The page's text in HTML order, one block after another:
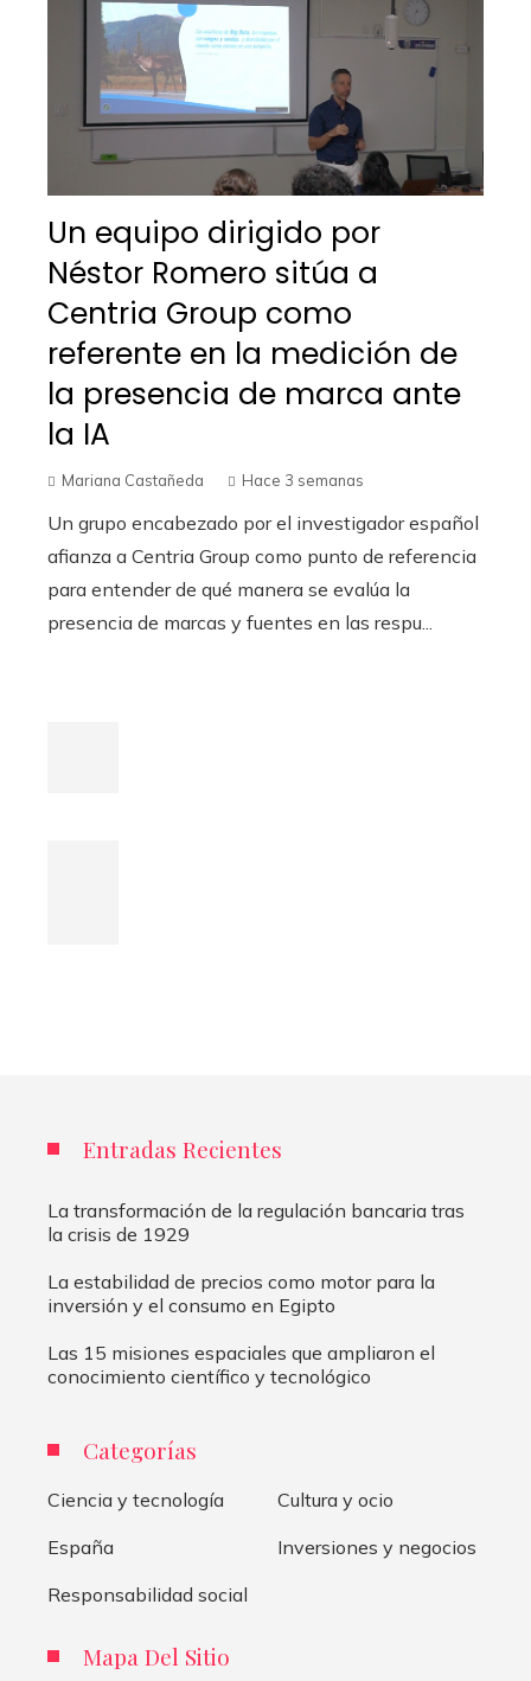
Un equipo dirigido por
Néstor Romero sitúa a
Centria Group como
referente en la medición de
la presencia de marca ante
la IA
Mariana Castañeda Hace 3 semanas
Un grupo encabezado por el investigador español
afianza a Centria Group como punto de referencia
para entender de qué manera se evalúa la
presencia de marcas y fuentes en las respu...
Entradas Recientes
La transformación de la regulación bancaria tras
la crisis de 1929
La estabilidad de precios como motor para la
inversión y el consumo en Egipto
Las 15 misiones espaciales que ampliaron el
conocimiento científico y tecnológico
Categorías
Ciencia y tecnología
Cultura y ocio
España
Inversiones y negocios
Responsabilidad social
Mapa Del Sitio